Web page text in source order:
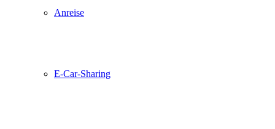
Anreise
E-Car-Sharing